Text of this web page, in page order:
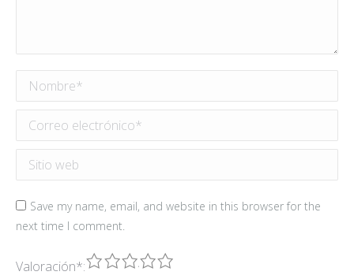
Nombre *
Correo electrónico *
Sitio web
Save my name, email, and website in this browser for the
next time I comment.
Valoración*: 5
4
3
2
1